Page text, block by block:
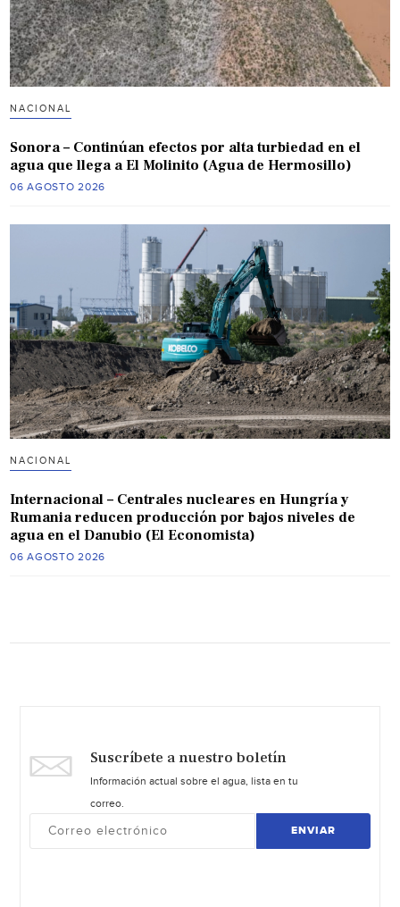
NACIONAL
Sonora – Continúan efectos por alta turbiedad en el
agua que llega a El Molinito (Agua de Hermosillo)
06 AGOSTO 2026
NACIONAL
Internacional – Centrales nucleares en Hungría y
Rumania reducen producción por bajos niveles de
agua en el Danubio (El Economista)
06 AGOSTO 2026
Suscríbete a nuestro boletín
Información actual sobre el agua, lista en tu
correo.
ENVIAR